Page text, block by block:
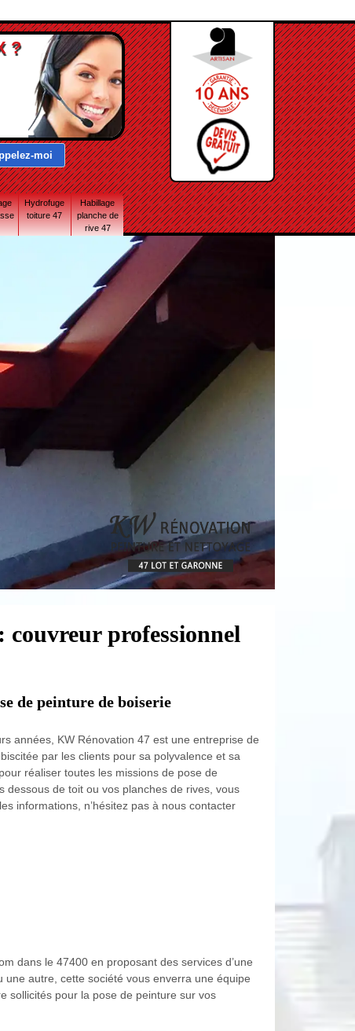
?
Hydrofuge
toiture 47
Habillage
planche de
rive 47
professionnel
de peinture de boiserie
années, KW Rénovation 47 est une entreprise de
par les clients pour sa polyvalence et sa
réaliser toutes les missions de pose de
dessous de toit ou vos planches de rives, vous
informations, n’hésitez pas à nous contacter
dans le 47400 en proposant des services d’une
autre, cette société vous enverra une équipe
sollicités pour la pose de peinture sur vos